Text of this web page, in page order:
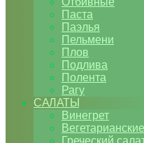
Паста
Паэлья
Пельмени
Плов
Подлива
Полента
Рагу
САЛАТЫ
Винегрет
Греческий